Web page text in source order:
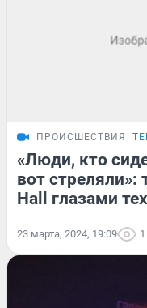
ПРОИСШЕСТВИЯ
«Люди, кто
вот стреляли»:
Hall глазами
23 марта, 2024, 19:09